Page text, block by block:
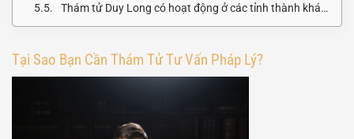
Thám tử Duy Long có hoạt động ở các tỉnh thành khác ngoài TP.HCM không?
Tại Sao Bạn Cần Thám Tử Tư Vấn Pháp Lý?